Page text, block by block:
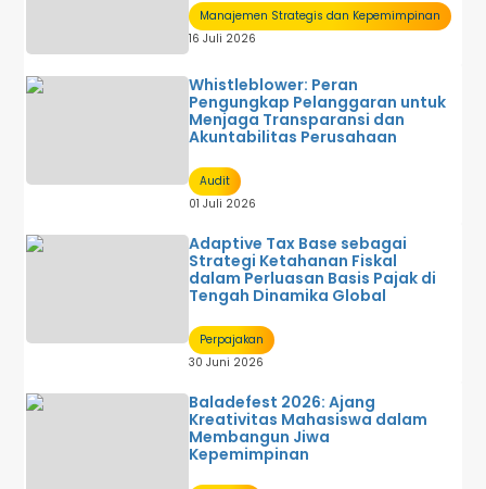
Manajemen Strategis dan Kepemimpinan
16 Juli 2026
Whistleblower: Peran
Pengungkap Pelanggaran untuk
Menjaga Transparansi dan
Akuntabilitas Perusahaan
Audit
01 Juli 2026
Adaptive Tax Base sebagai
Strategi Ketahanan Fiskal
dalam Perluasan Basis Pajak di
Tengah Dinamika Global
Perpajakan
30 Juni 2026
Baladefest 2026: Ajang
Kreativitas Mahasiswa dalam
Membangun Jiwa
Kepemimpinan